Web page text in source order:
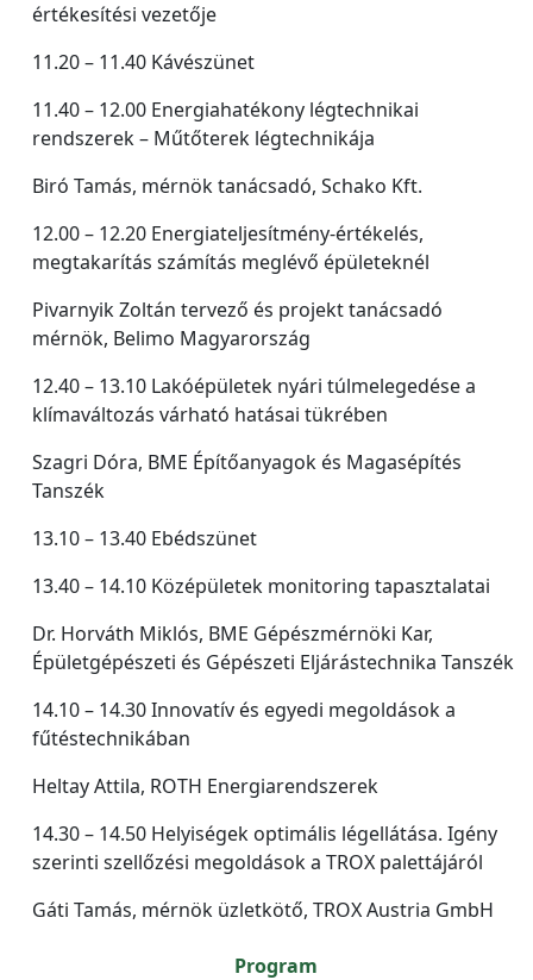
értékesítési vezetője
11.20 – 11.40 Kávészünet
11.40 – 12.00 Energiahatékony légtechnikai
rendszerek – Műtőterek légtechnikája
Biró Tamás, mérnök tanácsadó, Schako Kft.
12.00 – 12.20 Energiateljesítmény-értékelés,
megtakarítás számítás meglévő épületeknél
Pivarnyik Zoltán tervező és projekt tanácsadó
mérnök, Belimo Magyarország
12.40 – 13.10 Lakóépületek nyári túlmelegedése a
klímaváltozás várható hatásai tükrében
Szagri Dóra, BME Építőanyagok és Magasépítés
Tanszék
13.10 – 13.40 Ebédszünet
13.40 – 14.10 Középületek monitoring tapasztalatai
Dr. Horváth Miklós, BME Gépészmérnöki Kar,
Épületgépészeti és Gépészeti Eljárástechnika Tanszék
14.10 – 14.30 Innovatív és egyedi megoldások a
fűtéstechnikában
Heltay Attila, ROTH Energiarendszerek
14.30 – 14.50 Helyiségek optimális légellátása. Igény
szerinti szellőzési megoldások a TROX palettájáról
Gáti Tamás, mérnök üzletkötő, TROX Austria GmbH
Program